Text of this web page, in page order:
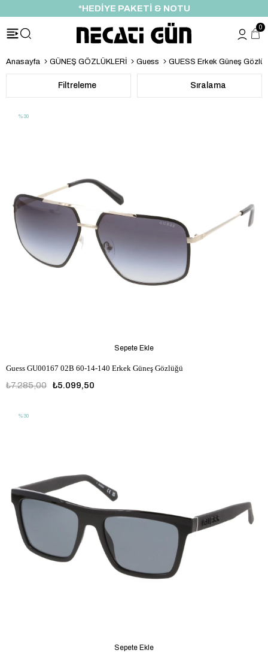
*HEDİYE PAKETİ & NOTU
0
Anasayfa GÜNEŞ GÖZLÜKLERİ Guess GUESS Erkek Güneş
Filtreleme Sıralama
Guess GU00167 02B 60-14-140 Erkek Güneş Gözlüğü
₺5.099,50
₺7.285,00
Sepete Ekle
%30
Sepete Ekle
%30